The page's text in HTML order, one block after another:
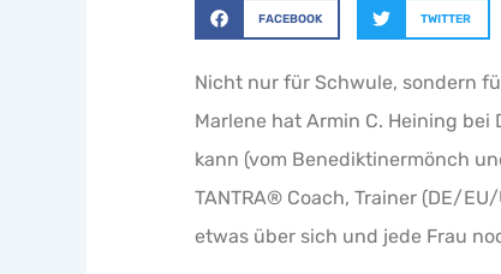
FACEBOOK TWITTER
Nicht nur für Schwule, sondern
Marlene hat Armin C. Heining
kann (vom Benediktinermönch
TANTRA® Coach, Trainer (DE/
etwas über sich und jede Frau